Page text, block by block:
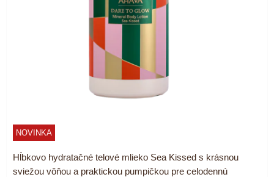
NOVINKA
Hĺbkovo hydratačné telové mlieko Sea Kissed s krásnou
sviežou vôňou a praktickou pumpičkou pre celodennú